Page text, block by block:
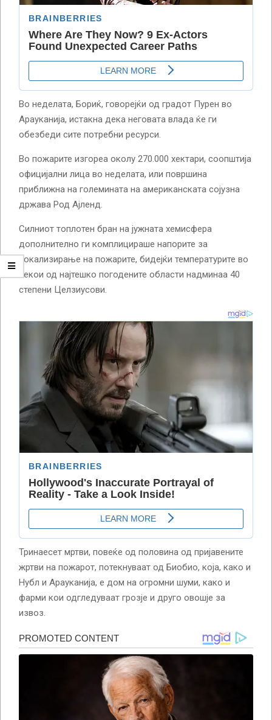
Во неделата, Бориќ, говорејќи од градот Пурен во
Арауканија, истакна дека неговата влада ќе ги
обезбеди сите потребни ресурси.
Во пожарите изгореа околу 270.000 хектари, соопштија
официјални лица во неделата, или површина
приближна на големината на американската сојузна
држава Род Ајленд.
Силниот топлотен бран на јужната хемисфера
дополнително ги комплицираше напорите за
локализирање на пожарите, бидејќи температурите во
некои од најтешко погодените области надминаа 40
степени Целзиусови.
Тринаесет мртви, повеќе од половина од пријавените
жртви на пожарот, потекнуваат од Биобио, која, како и
Нубл и Арауканија, е дом на огромни шуми, како и
фарми кои одгледуваат грозје и друго овошје за
извоз.